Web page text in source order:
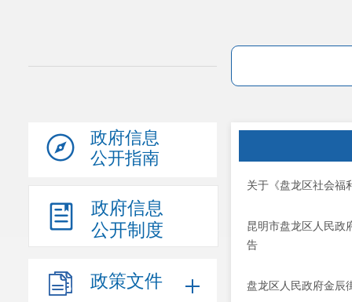
政府信息
公开指南
政府信息
公开制度
政策文件
关于《盘龙区社会福
昆明市盘龙区人民政
告
盘龙区人民政府金辰